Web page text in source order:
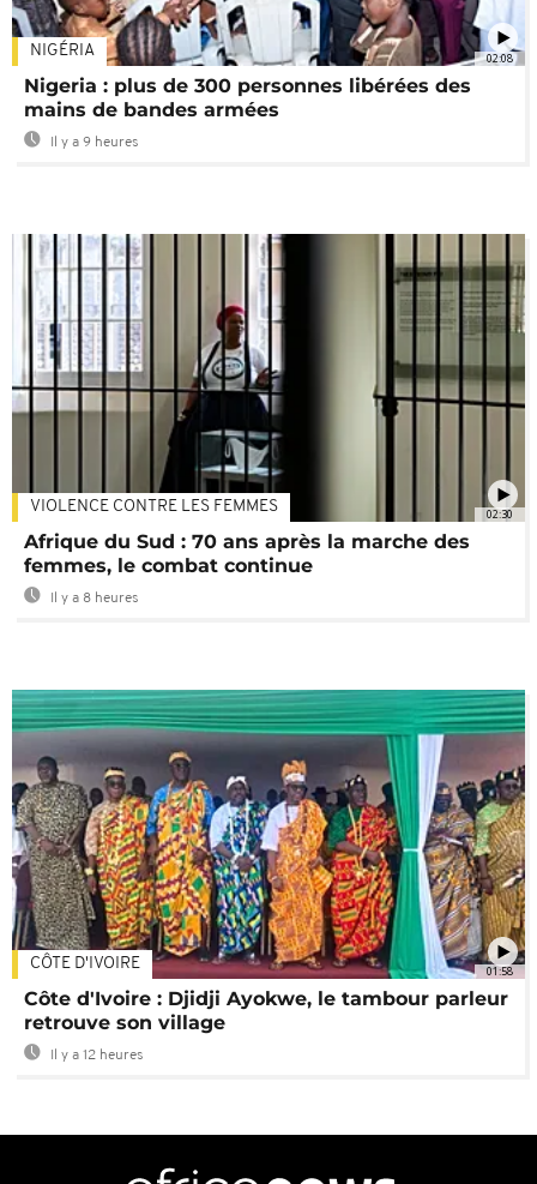
02:08
NIGÉRIA
Nigeria : plus de 300 personnes libérées des
mains de bandes armées
Il y a 9 heures
02:30
VIOLENCE CONTRE LES FEMMES
Afrique du Sud : 70 ans après la marche des
femmes, le combat continue
Il y a 8 heures
01:58
CÔTE D'IVOIRE
Côte d'Ivoire : Djidji Ayokwe, le tambour parleur
retrouve son village
Il y a 12 heures